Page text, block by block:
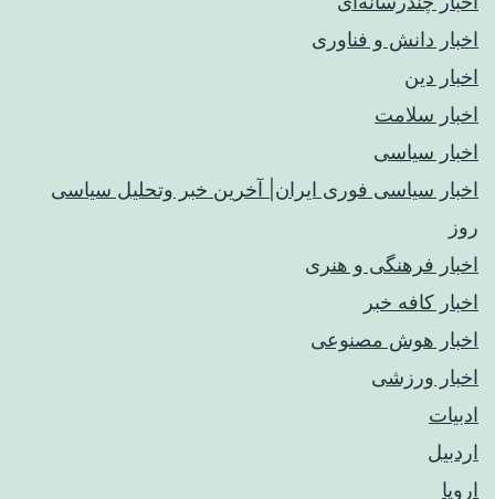
اخبار دانش و فناوری
اخبار دین
اخبار سلامت
اخبار سیاسی
اخبار سیاسی فوری ایران| آخرین خبر وتحلیل سیاسی
روز
اخبار فرهنگی و هنری
اخبار کافه خبر
اخبار هوش مصنوعی
اخبار ورزشی
ادبیات
اردبیل
اروپا